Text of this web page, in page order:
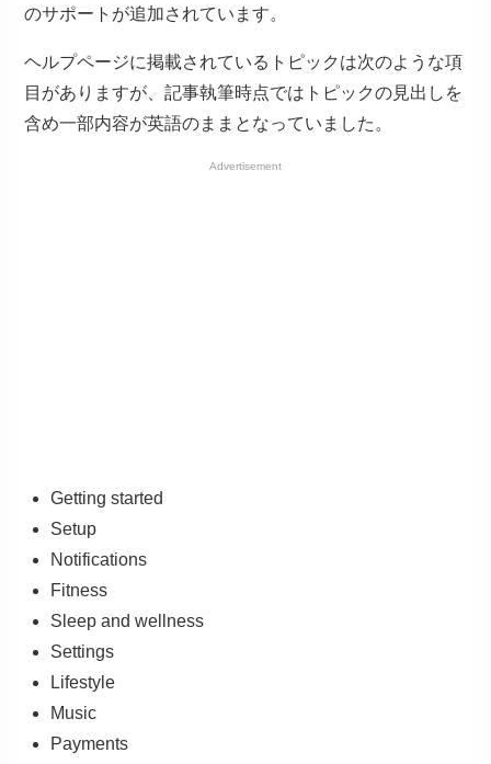
のサポートが追加されています。
ヘルプページに掲載されているトピックは次のような項
目がありますが、記事執筆時点ではトピックの見出しを
含め一部内容が英語のままとなっていました。
Advertisement
Getting started
Setup
Notifications
Fitness
Sleep and wellness
Settings
Lifestyle
Music
Payments